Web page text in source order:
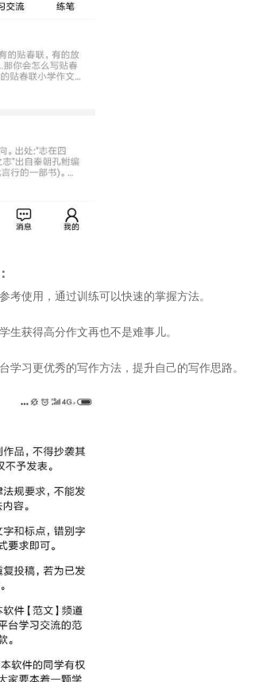
考使用，通过训练可以快速的掌握方法。
生获得高分作文再也不是难事儿。
学习更优秀的写作方法，提升自己的写作思路。